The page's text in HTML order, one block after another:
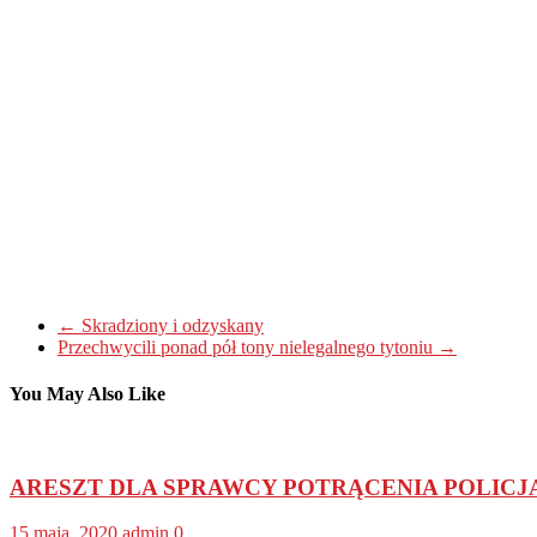
← Skradziony i odzyskany
Przechwycili ponad pół tony nielegalnego tytoniu →
You May Also Like
ARESZT DLA SPRAWCY POTRĄCENIA